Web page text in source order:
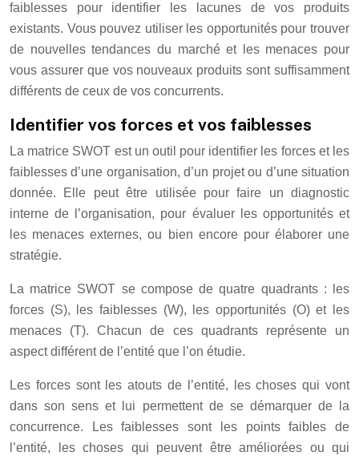
faiblesses pour identifier les lacunes de vos produits
existants. Vous pouvez utiliser les opportunités pour trouver
de nouvelles tendances du marché et les menaces pour
vous assurer que vos nouveaux produits sont suffisamment
différents de ceux de vos concurrents.
Identifier vos forces et vos faiblesses
La matrice SWOT est un outil pour identifier les forces et les
faiblesses d’une organisation, d’un projet ou d’une situation
donnée. Elle peut être utilisée pour faire un diagnostic
interne de l’organisation, pour évaluer les opportunités et
les menaces externes, ou bien encore pour élaborer une
stratégie.
La matrice SWOT se compose de quatre quadrants : les
forces (S), les faiblesses (W), les opportunités (O) et les
menaces (T). Chacun de ces quadrants représente un
aspect différent de l’entité que l’on étudie.
Les forces sont les atouts de l’entité, les choses qui vont
dans son sens et lui permettent de se démarquer de la
concurrence. Les faiblesses sont les points faibles de
l’entité, les choses qui peuvent être améliorées ou qui